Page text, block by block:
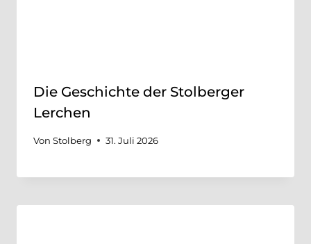
Die Geschichte der Stolberger
Lerchen
Von Stolberg 31. Juli 2026